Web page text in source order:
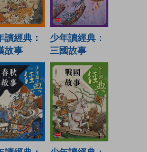
讀經典：
故事
少年讀經典：
三國故事